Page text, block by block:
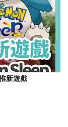
新遊戲